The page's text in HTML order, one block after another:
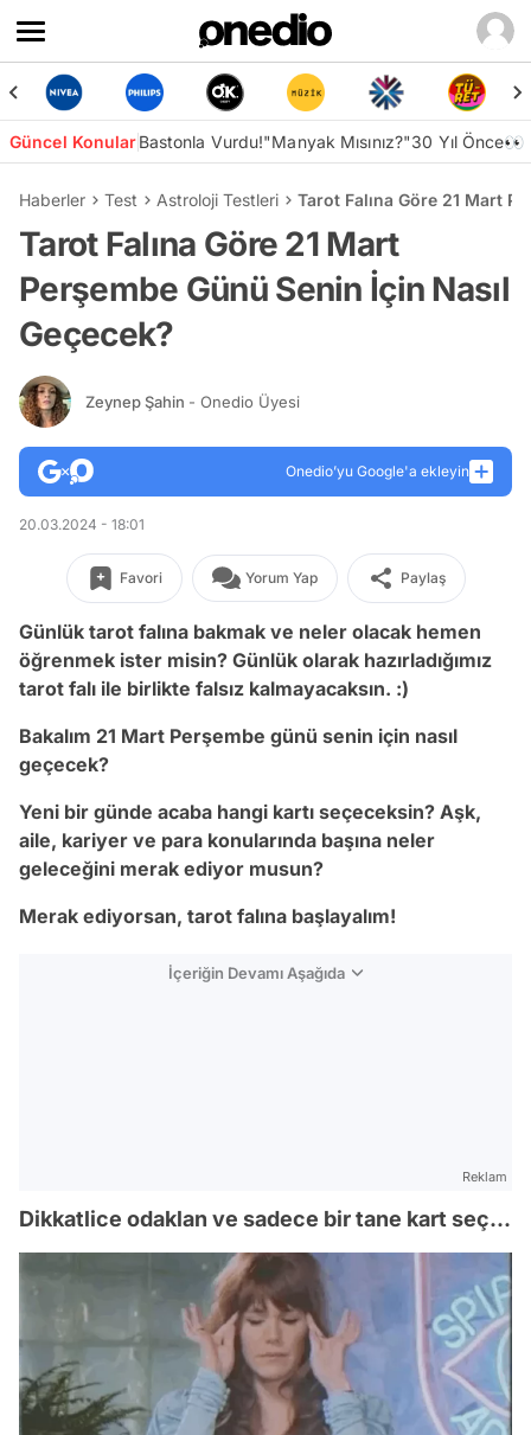
Güncel KonularBastonla Vurdu!"Manyak Mısınız?"30 Yıl Önce👀
Haberler Test Astroloji Testleri Tarot Falına Göre 21 Mart
Tarot Falına Göre 21 Mart
Perşembe Günü Senin İçin Nasıl
Geçecek?
Zeynep Şahin - Onedio Üyesi
Onedio’yu Google'a ekleyin
20.03.2024 - 18:01
Favori Yorum Yap Paylaş
Günlük tarot falına bakmak ve neler olacak hemen
öğrenmek ister misin? Günlük olarak hazırladığımız
tarot falı ile birlikte falsız kalmayacaksın. :)
Bakalım 21 Mart Perşembe günü senin için nasıl
geçecek?
Yeni bir günde acaba hangi kartı seçeceksin? Aşk,
aile, kariyer ve para konularında başına neler
geleceğini merak ediyor musun?
Merak ediyorsan, tarot falına başlayalım!
İçeriğin Devamı Aşağıda
Reklam
Dikkatlice odaklan ve sadece bir tane kart seç...